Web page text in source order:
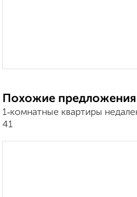
Похожие
1‑комнатные квартиры
41